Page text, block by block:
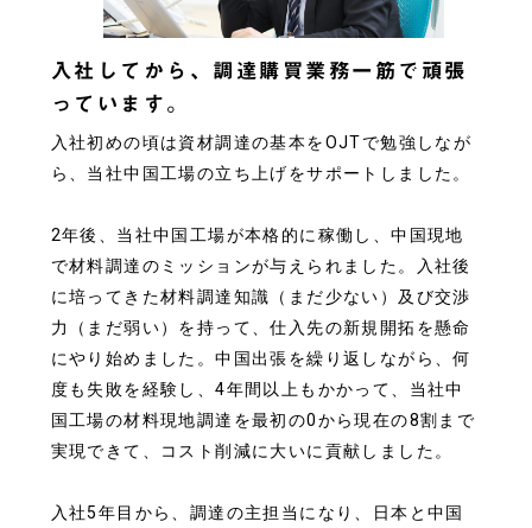
入社してから、調達購買業務一筋で頑張
っています。
入社初めの頃は資材調達の基本をOJTで勉強しなが
ら、当社中国工場の立ち上げをサポートしました。
2年後、当社中国工場が本格的に稼働し、中国現地
で材料調達のミッションが与えられました。入社後
に培ってきた材料調達知識（まだ少ない）及び交渉
力（まだ弱い）を持って、仕入先の新規開拓を懸命
にやり始めました。中国出張を繰り返しながら、何
度も失敗を経験し、4年間以上もかかって、当社中
国工場の材料現地調達を最初の0から現在の8割まで
実現できて、コスト削減に大いに貢献しました。
入社5年目から、調達の主担当になり、日本と中国